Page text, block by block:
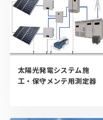
太陽光発電システム施
工・保守メンテ用測定器